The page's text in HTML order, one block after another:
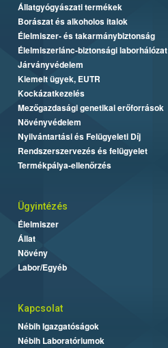
Állatgyógyászati termékek
Borászat és alkoholos italok
Élelmiszer- és takarmánybiztonság
Élelmiszerlánc-biztonsági laborhálózat
Járványvédelem
Kiemelt ügyek, EUTR
Kockázatkezelés
Mezőgazdasági genetikai erőforrások
Növényvédelem
Nyilvántartási és Felügyeleti Díj
Rendszerszervezés és felügyelet
Termékpálya-ellenőrzés
Ügyintézés
Élelmiszer
Állat
Növény
Labor/Egyéb
Kapcsolat
Nébih Igazgatóságok
Nébih Laboratóriumok